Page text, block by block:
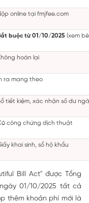
online tại fmjfee.com
buộc từ 01/10/2025 (xem
hoàn lại
ra mang theo
tiết kiệm, xác nhận số dư
công chứng dịch thuật
khai sinh, sổ hộ khẩu
Bill Act" được Tổng
01/10/2025 tất cả
thêm khoản phí mới là